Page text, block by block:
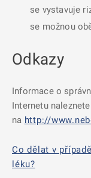
se vystavuje
se možnou
Odkazy
Informace o
Internetu naleznete
na http://
Co dělat v
léku?